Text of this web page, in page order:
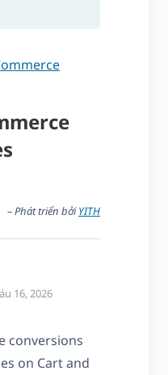
– Phát triển bởiYITH
16, 2026
conversions
on Cart and